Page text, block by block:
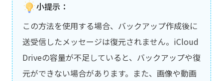
小提示：
この方法を使用する場合、バックアップ作成後に
送受信したメッセージは復元されません。iCloud
Driveの容量が不足していると、バックアップや復
元ができない場合があります。また、画像や動画